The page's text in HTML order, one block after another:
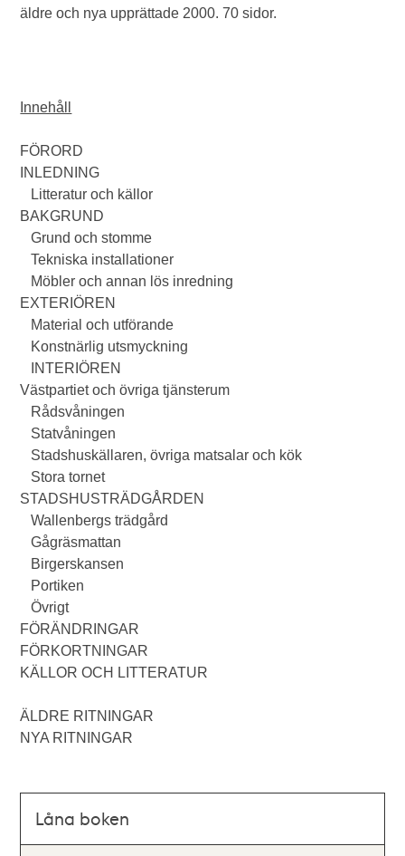
äldre och nya upprättade 2000. 70 sidor.
Innehåll
FÖRORD
INLEDNING
Litteratur och källor
BAKGRUND
Grund och stomme
Tekniska installationer
Möbler och annan lös inredning
EXTERIÖREN
Material och utförande
Konstnärlig utsmyckning
INTERIÖREN
Västpartiet och övriga tjänsterum
Rådsvåningen
Statvåningen
Stadshuskällaren, övriga matsalar och kök
Stora tornet
STADSHUSTRÄDGÅRDEN
Wallenbergs trädgård
Gågräsmattan
Birgerskansen
Portiken
Övrigt
FÖRÄNDRINGAR
FÖRKORTNINGAR
KÄLLOR OCH LITTERATUR
ÄLDRE RITNINGAR
NYA RITNINGAR
Låna boken